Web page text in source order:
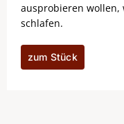
ausprobieren wollen,
schlafen.
zum Stück